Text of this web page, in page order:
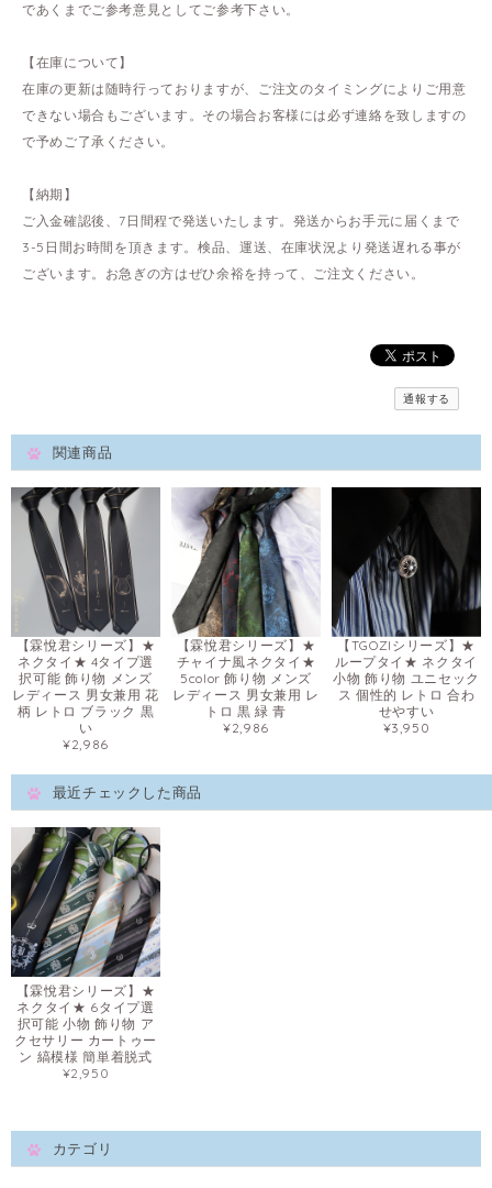
であくまでご参考意見としてご参考下さい。
【在庫について】
在庫の更新は随時行っておりますが、ご注文のタイミングによりご用意
できない場合もございます。その場合お客様には必ず連絡を致しますの
で予めご了承ください。
【納期】
ご入金確認後、7日間程で発送いたします。発送からお手元に届くまで
3-5日間お時間を頂きます。検品、運送、在庫状況より発送遅れる事が
ございます。お急ぎの方はぜひ余裕を持って、ご注文ください。
通報する
関連商品
【霖悅君シリーズ】★
ネクタイ★ 4タイプ選
択可能 飾り物 メンズ
レディース 男女兼用 花
柄 レトロ ブラック 黒
い
¥2,986
【霖悅君シリーズ】★
チャイナ風ネクタイ★
5color 飾り物 メンズ
レディース 男女兼用 レ
トロ 黒 緑 青
¥2,986
【TGOZIシリーズ】★
ループタイ★ ネクタイ
小物 飾り物 ユニセック
ス 個性的 レトロ 合わ
せやすい
¥3,950
最近チェックした商品
【霖悅君シリーズ】★
ネクタイ★ 6タイプ選
択可能 小物 飾り物 ア
クセサリー カートゥー
ン 縞模様 簡単着脱式
¥2,950
カテゴリ